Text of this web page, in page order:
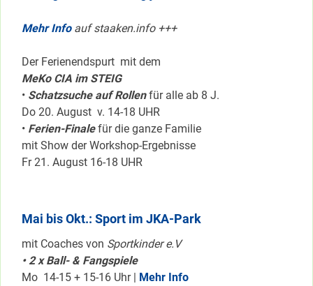
Mehr Infoauf staaken.info +++
Der Ferienendspurt mit dem
MeKo CIA im STEIG
• Schatzsuche auf Rollenfür alle ab 8 J.
Do 20. August v. 14-18 UHR
• Ferien-Finalefür die ganze Familie
mit Show der Workshop-Ergebnisse
Fr 21. August 16-18 UHR
Mai bis Okt.: Sport im JKA-Park
mit Coaches von Sportkinder e.V
• 2 x Ball- & Fangspiele
Mo 14-15 + 15-16 Uhr | Mehr Info